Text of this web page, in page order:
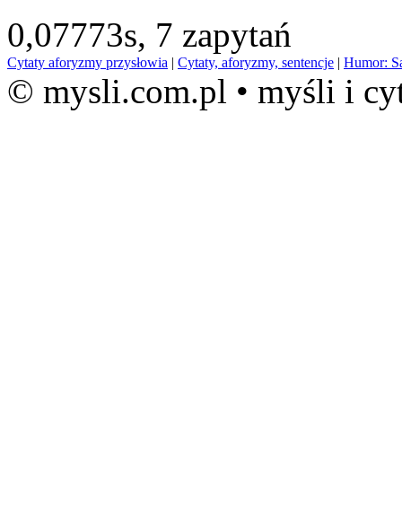
0,07773s, 7 zapytań
Cytaty aforyzmy przysłowia | Cytaty, aforyzmy, sentencje | Humor:
© mysli.com.pl • myśli i